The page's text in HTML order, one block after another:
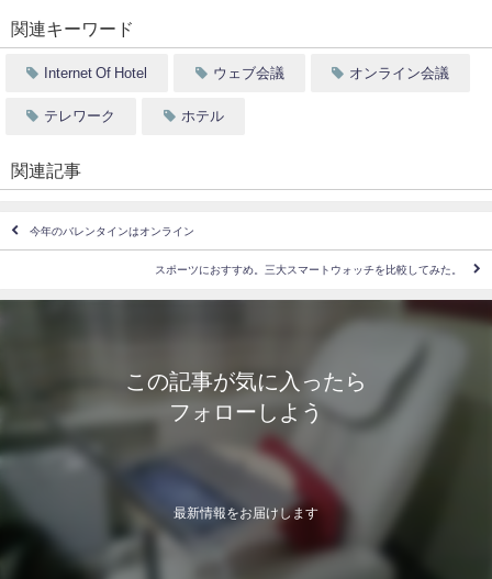
関連キーワード
Internet Of Hotel ウェブ会議 オンライン会議
テレワーク ホテル
関連記事
今年のバレンタインはオンライン
スポーツにおすすめ。三大スマートウォッチを比較してみた。
この記事が気に入ったら
フォローしよう
最新情報をお届けします